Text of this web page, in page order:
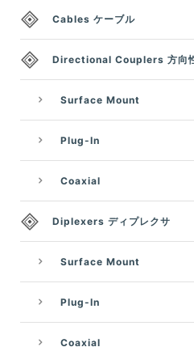
Cables ケーブル
Directional Couplers 方向
Surface Mount
Plug-In
Coaxial
Diplexers ディプレクサ
Surface Mount
Plug-In
Coaxial